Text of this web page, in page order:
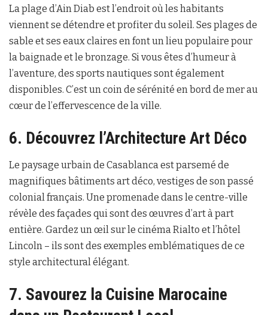
La plage d’Ain Diab est l’endroit où les habitants
viennent se détendre et profiter du soleil. Ses plages de
sable et ses eaux claires en font un lieu populaire pour
la baignade et le bronzage. Si vous êtes d’humeur à
l’aventure, des sports nautiques sont également
disponibles. C’est un coin de sérénité en bord de mer au
cœur de l’effervescence de la ville.
6. Découvrez l’Architecture Art Déco
Le paysage urbain de Casablanca est parsemé de
magnifiques bâtiments art déco, vestiges de son passé
colonial français. Une promenade dans le centre-ville
révèle des façades qui sont des œuvres d’art à part
entière. Gardez un œil sur le cinéma Rialto et l’hôtel
Lincoln – ils sont des exemples emblématiques de ce
style architectural élégant.
7. Savourez la Cuisine Marocaine